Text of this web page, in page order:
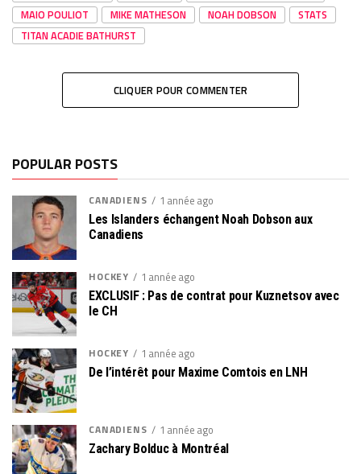
MAIO POULIOT
MIKE MATHESON NOAH DOBSON
STATS
TITAN ACADIE BATHURST
CLIQUER POUR COMMENTER
POPULAR POSTS
CANADIENS 1 année ago
Les Islanders échangent Noah Dobson aux
Canadiens
HOCKEY 1 année ago
EXCLUSIF : Pas de contrat pour Kuznetsov avec
le CH
HOCKEY 1 année ago
De l’intérêt pour Maxime Comtois en LNH
CANADIENS 1 année ago
Zachary Bolduc à Montréal